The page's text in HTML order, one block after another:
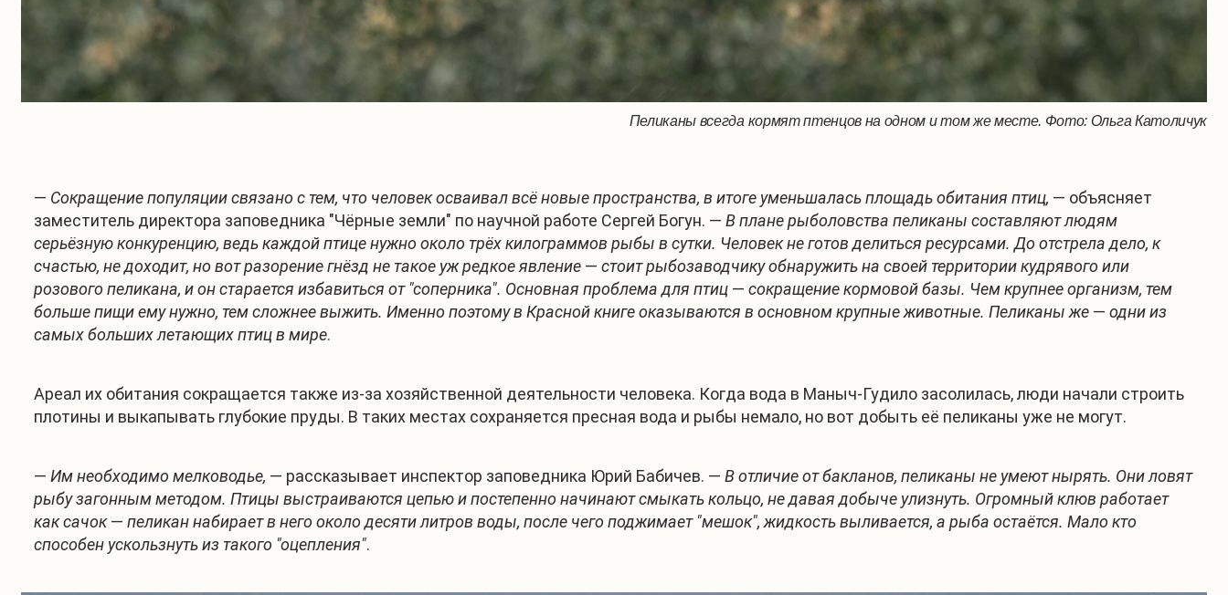
Пеликаны всегда кормят птенцов на одном и том же месте. Фото: Ольга Католичук
— Сокращение популяции связано с тем, что человек осваивал всё новые пространства, в итоге уменьшалась площадь обитания птиц, — объясняет
заместитель директора заповедника "Чёрные земли" по научной работе Сергей Богун. — В плане рыболовства пеликаны составляют людям
серьёзную конкуренцию, ведь каждой птице нужно около трёх килограммов рыбы в сутки. Человек не готов делиться ресурсами. До отстрела дело, к
счастью, не доходит, но вот разорение гнёзд не такое уж редкое явление — стоит рыбозаводчику обнаружить на своей территории кудрявого или
розового пеликана, и он старается избавиться от "соперника". Основная проблема для птиц — сокращение кормовой базы. Чем крупнее организм, тем
больше пищи ему нужно, тем сложнее выжить. Именно поэтому в Красной книге оказываются в основном крупные животные. Пеликаны же — одни из
самых больших летающих птиц в мире.
Ареал их обитания сокращается также из-за хозяйственной деятельности человека. Когда вода в Маныч-Гудило засолилась, люди начали строить
плотины и выкапывать глубокие пруды. В таких местах сохраняется пресная вода и рыбы немало, но вот добыть её пеликаны уже не могут.
— Им необходимо мелководье, — рассказывает инспектор заповедника Юрий Бабичев. — В отличие от бакланов, пеликаны не умеют нырять. Они ловят
рыбу загонным методом. Птицы выстраиваются цепью и постепенно начинают смыкать кольцо, не давая добыче улизнуть. Огромный клюв работает
как сачок— пеликан набирает в него около десяти литров воды, после чего поджимает "мешок", жидкость выливается, а рыба остаётся. Мало кто
способен ускользнуть из такого "оцепления".